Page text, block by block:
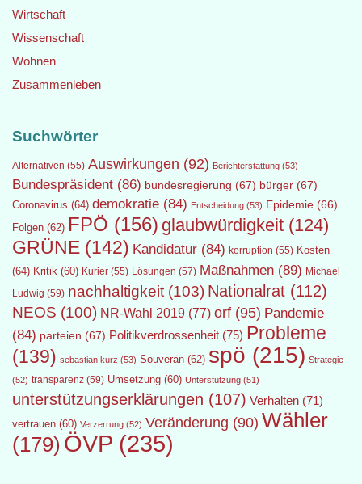
Wirtschaft
Wissenschaft
Wohnen
Zusammenleben
Suchwörter
Alternativen (55) Auswirkungen (92) Berichterstattung (53)
Bundespräsident (86) bundesregierung (67) bürger (67)
Coronavirus (64) demokratie (84) Entscheidung (53) Epidemie (66)
Folgen (62) FPÖ (156) glaubwürdigkeit (124)
GRÜNE (142) Kandidatur (84) korruption (55) Kosten
(64) Kritik (60) Kurier (55) Lösungen (57) Maßnahmen (89) Michael
Ludwig (59) nachhaltigkeit (103) Nationalrat (112)
NEOS (100) NR-Wahl 2019 (77) orf (95) Pandemie
(84) parteien (67) Politikverdrossenheit (75) Probleme
(139) sebastian kurz (53) Souverän (62) spö (215) Strategie
(52) transparenz (59) Umsetzung (60) Unterstützung (51)
unterstützungserklärungen (107) Verhalten (71)
vertrauen (60) Verzerrung (52) Veränderung (90) Wähler
(179) ÖVP (235)